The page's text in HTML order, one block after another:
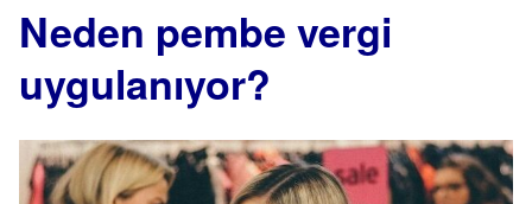
Neden pembe vergi
uygulanıyor?